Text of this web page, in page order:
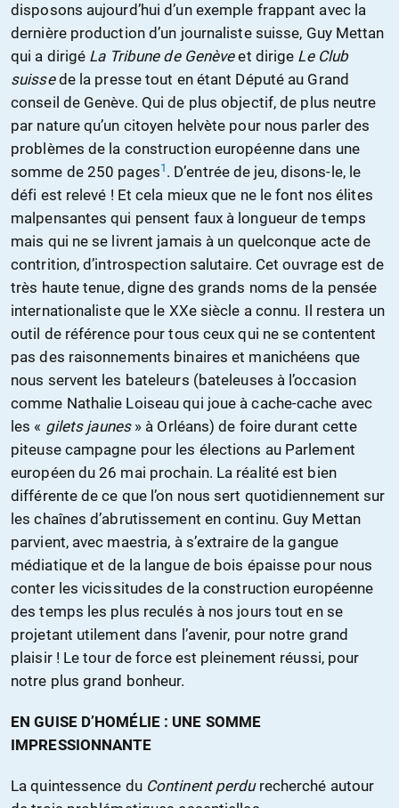
disposons aujourd’hui d’un exemple frappant avec la
dernière production d’un journaliste suisse, Guy Mettan
qui a dirigé La Tribune de Genèveet dirige Le Club
suissede la presse tout en étant Député au Grand
conseil de Genève. Qui de plus objectif, de plus neutre
par nature qu’un citoyen helvète pour nous parler des
problèmes de la construction européenne dans une
somme de 250 pages1 . D’entrée de jeu, disons-le, le
défi est relevé ! Et cela mieux que ne le font nos élites
malpensantes qui pensent faux à longueur de temps
mais qui ne se livrent jamais à un quelconque acte de
contrition, d’introspection salutaire. Cet ouvrage est de
très haute tenue, digne des grands noms de la pensée
internationaliste que le XXe siècle a connu. Il restera un
outil de référence pour tous ceux qui ne se contentent
pas des raisonnements binaires et manichéens que
nous servent les bateleurs (bateleuses à l’occasion
comme Nathalie Loiseau qui joue à cache-cache avec
les « gilets jaunes» à Orléans) de foire durant cette
piteuse campagne pour les élections au Parlement
européen du 26 mai prochain. La réalité est bien
différente de ce que l’on nous sert quotidiennement sur
les chaînes d’abrutissement en continu. Guy Mettan
parvient, avec maestria, à s’extraire de la gangue
médiatique et de la langue de bois épaisse pour nous
conter les vicissitudes de la construction européenne
des temps les plus reculés à nos jours tout en se
projetant utilement dans l’avenir, pour notre grand
plaisir ! Le tour de force est pleinement réussi, pour
notre plus grand bonheur.
EN GUISE D’HOMÉLIE : UNE SOMME
IMPRESSIONNANTE
La quintessence du Continent perdurecherché autour